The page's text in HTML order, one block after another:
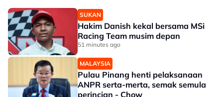
SUKAN
Hakim Danish kekal bersama MSi
Racing Team musim depan
51 minutes ago
MALAYSIA
Pulau Pinang henti pelaksanaan
ANPR serta-merta, semak semula
perincian - Chow